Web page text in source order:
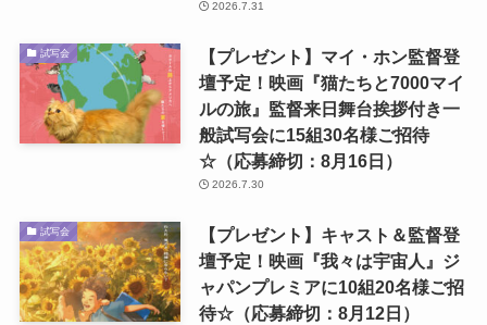
2026.7.31
試写会
【プレゼント】マイ・ホン監督登
壇予定！映画『猫たちと7000マイ
ルの旅』監督来日舞台挨拶付き一
般試写会に15組30名様ご招待
☆（応募締切：8月16日）
2026.7.30
試写会
【プレゼント】キャスト＆監督登
壇予定！映画『我々は宇宙人』ジ
ャパンプレミアに10組20名様ご招
待☆（応募締切：8月12日）